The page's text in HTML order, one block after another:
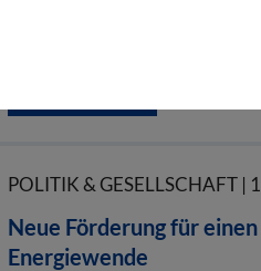
POLITIK & GESELLSCHAFT |
Neue Förderung für
Energiewende